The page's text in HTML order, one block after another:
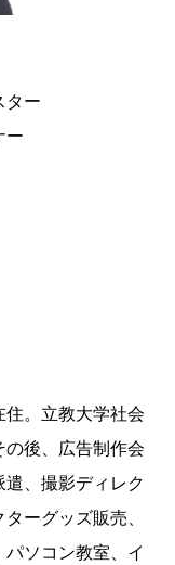
ター
ー
住。立教大学社会
後、広告制作会
、撮影ディレク
ーグッズ販売、
ソコン教室、イ